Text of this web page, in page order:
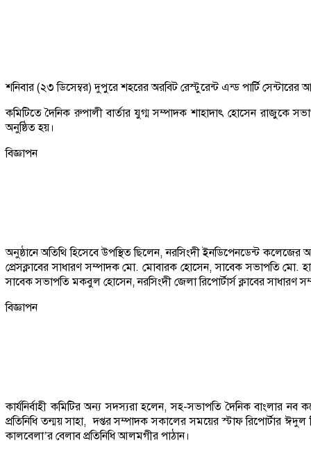
শনিবার (২৩ ডিসেম্বর) দুপুরে শহরের অরবিট রেস্টুরেন্ট এন্ড পার্টি সেন্টারের
কমিটিতে দৈনিক রুপালী বার্তার যুগ্ম সম্পাদক শাহাদাৎ হোসেন রাজুকে
অনুষ্ঠিত হয়।
বিজ্ঞাপন
অনুষ্ঠানে অতিথি হিসেবে উপস্থিত ছিলেন, নরসিংদী ইনডিপেনডেন্ট
প্রেসক্লাবের সাধারণ সম্পাদক মো. মোবারক হোসেন, সাবেক সভাপতি মো.
সাবেক সভাপতি মকবুল হোসেন, নরসিংদী জেলা রিপোর্টার্স ক্লাবের সাধারণ
বিজ্ঞাপন
কার্যনির্বাহী কমিটির অন্য সদস্যরা হলেন, সহ-সভাপতি দৈনিক বাংলার
প্রতিনিধি তন্ময় সাহা, দপ্তর সম্পাদক সকালের সময়ের স্টাফ রিপোর্টার
কালবেলা’র বেলাব প্রতিনিধি আলমগীর পাঠান।